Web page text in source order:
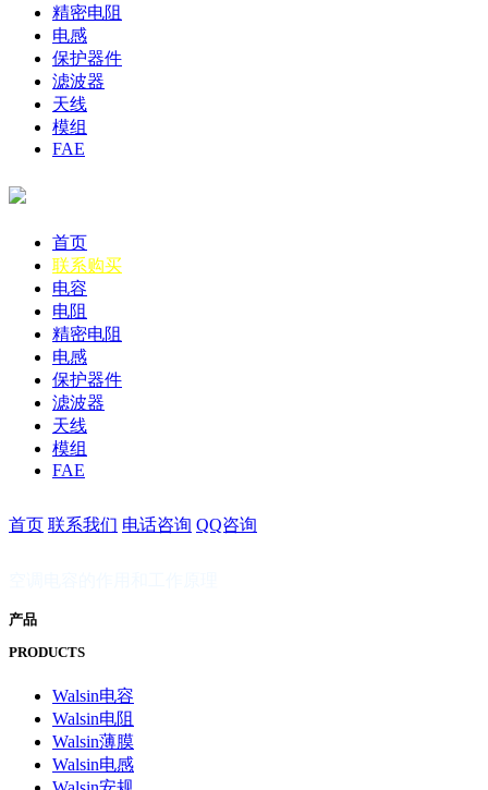
精密电阻
电感
保护器件
滤波器
天线
模组
FAE
首页
联系购买
电容
电阻
精密电阻
电感
保护器件
滤波器
天线
模组
FAE
首页 联系我们 电话咨询 QQ咨询
产品
PRODUCTS
Walsin电容
Walsin电阻
Walsin薄膜
Walsin电感